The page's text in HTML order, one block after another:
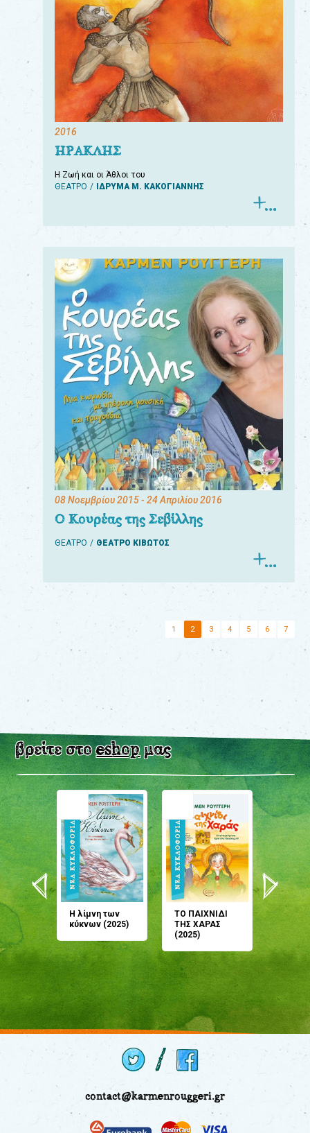
2016
ΗΡΑΚΛΗΣ
Η Ζωή και οι Άθλοι του
ΘΕΑΤΡΟ
ΙΔΡΥΜΑ Μ. ΚΑΚΟΓΙΑΝΝΗΣ
08 Νοεμβρίου 2015- 24 Απριλίου 2016
Ο Κουρέας της Σεβίλλης
ΘΕΑΤΡΟ ΘΕΑΤΡΟ ΚΙΒΩΤΟΣ
1 2 3 4 5 6 7
βρείτε στοeshopμας
Η λίμνη των
κύκνων (2025)
ΤΟ ΠΑΙΧΝΙΔΙ
ΤΗΣ ΧΑΡΑΣ
(2025)
μου;
(2024)
contact@karmenrouggeri.gr